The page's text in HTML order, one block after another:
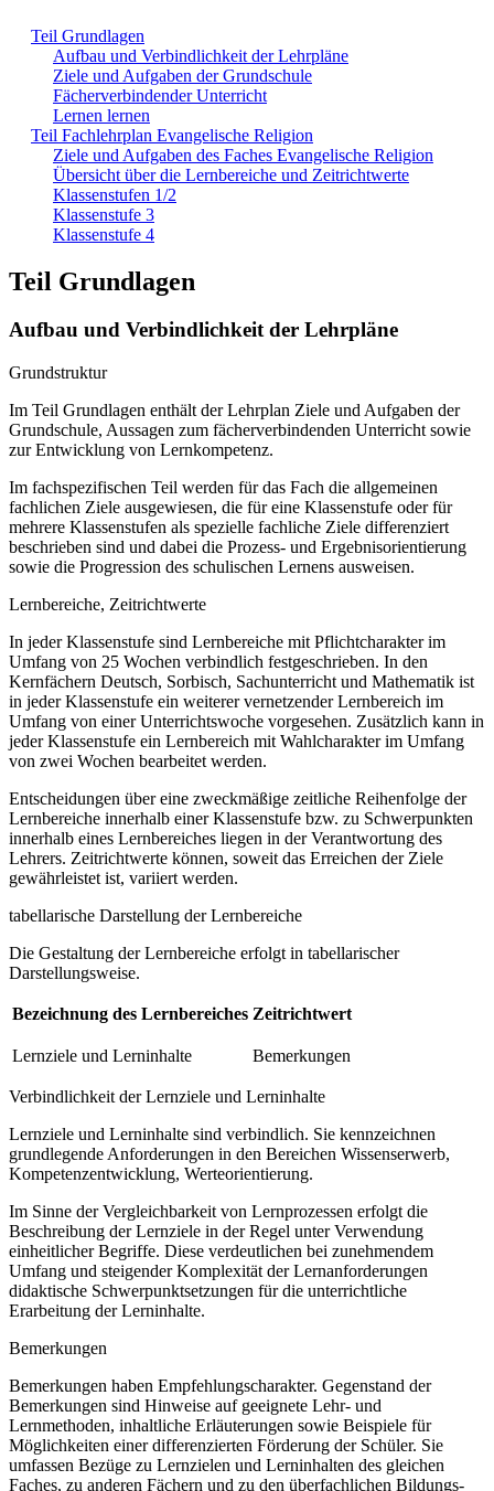
Teil Grundlagen
Aufbau und Verbindlichkeit der Lehrpläne
Ziele und Aufgaben der Grundschule
Fächerverbindender Unterricht
Lernen lernen
Teil Fachlehrplan Evangelische Religion
Ziele und Aufgaben des Faches Evangelische Religion
Übersicht über die Lernbereiche und Zeitrichtwerte
Klassenstufen 1/2
Klassenstufe 3
Klassenstufe 4
Teil Grundlagen
Aufbau und Verbindlichkeit der Lehrpläne
Grundstruktur
Im Teil Grundlagen enthält der Lehrplan Ziele und Aufgaben der
Grundschule, Aussagen zum fächerverbindenden Unterricht sowie
zur Entwicklung von Lernkompetenz.
Im fachspezifischen Teil werden für das Fach die allgemeinen
fachlichen Ziele ausgewiesen, die für eine Klassenstufe oder für
mehrere Klassenstufen als spezielle fachliche Ziele differenziert
beschrieben sind und dabei die Prozess- und Ergebnisorientierung
sowie die Progression des schulischen Lernens ausweisen.
Lernbereiche, Zeitrichtwerte
In jeder Klassenstufe sind Lernbereiche mit Pflichtcharakter im
Umfang von 25 Wochen verbindlich festgeschrieben. In den
Kernfächern Deutsch, Sorbisch, Sachunterricht und Mathematik ist
in jeder Klassenstufe ein weiterer vernetzender Lernbereich im
Umfang von einer Unterrichtswoche vorgesehen. Zusätzlich kann in
jeder Klassenstufe ein Lernbereich mit Wahlcharakter im Umfang
von zwei Wochen bearbeitet werden.
Entscheidungen über eine zweckmäßige zeitliche Reihenfolge der
Lernbereiche innerhalb einer Klassenstufe bzw. zu Schwerpunkten
innerhalb eines Lernbereiches liegen in der Verantwortung des
Lehrers. Zeitrichtwerte können, soweit das Erreichen der Ziele
gewährleistet ist, variiert werden.
tabellarische Darstellung der Lernbereiche
Die Gestaltung der Lernbereiche erfolgt in tabellarischer
Darstellungsweise.
Bezeichnung des Lernbereiches Zeitrichtwert
Lernziele und Lerninhalte Bemerkungen
Verbindlichkeit der Lernziele und Lerninhalte
Lernziele und Lerninhalte sind verbindlich. Sie kennzeichnen
grundlegende Anforderungen in den Bereichen Wissenserwerb,
Kompetenzentwicklung, Werteorientierung.
Im Sinne der Vergleichbarkeit von Lernprozessen erfolgt die
Beschreibung der Lernziele in der Regel unter Verwendung
einheitlicher Begriffe. Diese verdeutlichen bei zunehmendem
Umfang und steigender Komplexität der Lernanforderungen
didaktische Schwerpunktsetzungen für die unterrichtliche
Erarbeitung der Lerninhalte.
Bemerkungen
Bemerkungen haben Empfehlungscharakter. Gegenstand der
Bemerkungen sind Hinweise auf geeignete Lehr- und
Lernmethoden, inhaltliche Erläuterungen sowie Beispiele für
Möglichkeiten einer differenzierten Förderung der Schüler. Sie
umfassen Bezüge zu Lernzielen und Lerninhalten des gleichen
Faches, zu anderen Fächern und zu den überfachlichen Bildungs-